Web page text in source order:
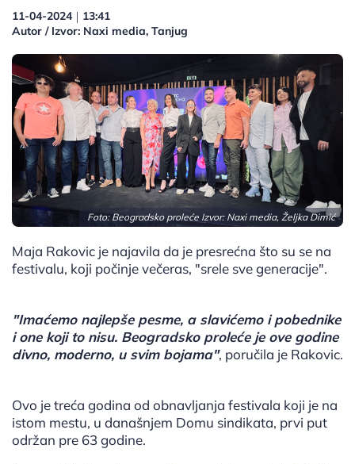
11-04-2024 | 13:41
Autor / Izvor: Naxi media, Tanjug
Foto: Beogradsko proleće Izvor: Naxi media, Željka Dimić
Maja Rakovic je najavila da je presrećna što su se na
festivalu, koji počinje večeras, "srele sve generacije".
"Imaćemo najlepše pesme, a slavićemo i pobednike
i one koji to nisu. Beogradsko proleće je ove godine
divno, moderno, u svim bojama", poručila je Rakovic.
Ovo je treća godina od obnavljanja festivala koji je na
istom mestu, u današnjem Domu sindikata, prvi put
održan pre 63 godine.